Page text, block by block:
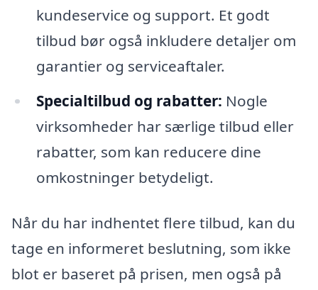
kundeservice og support. Et godt
tilbud bør også inkludere detaljer om
garantier og serviceaftaler.
Specialtilbud og rabatter: Nogle
virksomheder har særlige tilbud eller
rabatter, som kan reducere dine
omkostninger betydeligt.
Når du har indhentet flere tilbud, kan du
tage en informeret beslutning, som ikke
blot er baseret på prisen, men også på